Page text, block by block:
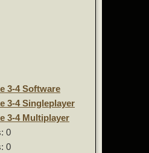
3-4 Software
3-4 Singleplayer
3-4 Multiplayer
0
0